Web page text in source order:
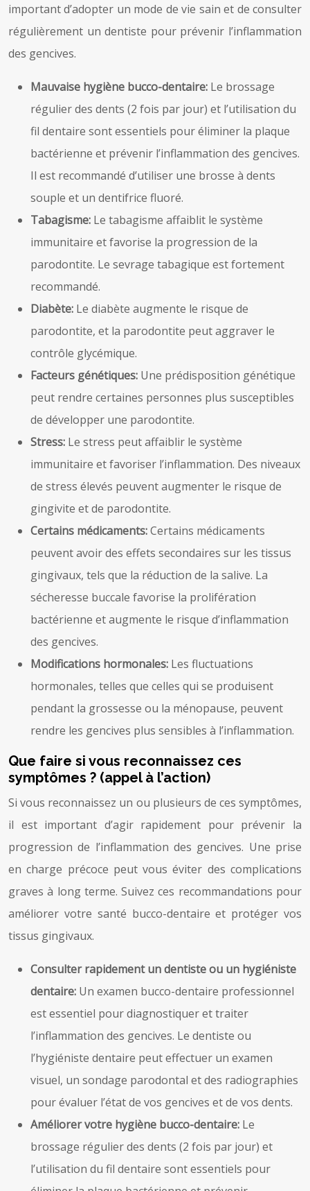
important d’adopter un mode de vie sain et de consulter
régulièrement un dentiste pour prévenir l’inflammation
des gencives.
Mauvaise hygiène bucco-dentaire: Le brossage
régulier des dents (2 fois par jour) et l’utilisation du
fil dentaire sont essentiels pour éliminer la plaque
bactérienne et prévenir l’inflammation des gencives.
Il est recommandé d’utiliser une brosse à dents
souple et un dentifrice fluoré.
Tabagisme: Le tabagisme affaiblit le système
immunitaire et favorise la progression de la
parodontite. Le sevrage tabagique est fortement
recommandé.
Diabète: Le diabète augmente le risque de
parodontite, et la parodontite peut aggraver le
contrôle glycémique.
Facteurs génétiques: Une prédisposition génétique
peut rendre certaines personnes plus susceptibles
de développer une parodontite.
Stress: Le stress peut affaiblir le système
immunitaire et favoriser l’inflammation. Des niveaux
de stress élevés peuvent augmenter le risque de
gingivite et de parodontite.
Certains médicaments:Certains médicaments
peuvent avoir des effets secondaires sur les tissus
gingivaux, tels que la réduction de la salive. La
sécheresse buccale favorise la prolifération
bactérienne et augmente le risque d’inflammation
des gencives.
Modifications hormonales: Les fluctuations
hormonales, telles que celles qui se produisent
pendant la grossesse ou la ménopause, peuvent
rendre les gencives plus sensibles à l’inflammation.
Que faire si vous reconnaissez ces
symptômes ? (appel à l’action)
Si vous reconnaissez un ou plusieurs de ces symptômes,
il est important d’agir rapidement pour prévenir la
progression de l’inflammation des gencives. Une prise
en charge précoce peut vous éviter des complications
graves à long terme. Suivez ces recommandations pour
améliorer votre santé bucco-dentaire et protéger vos
tissus gingivaux.
Consulter rapidement un dentiste ou un hygiéniste
dentaire: Un examen bucco-dentaire professionnel
est essentiel pour diagnostiquer et traiter
l’inflammation des gencives. Le dentiste ou
l’hygiéniste dentaire peut effectuer un examen
visuel, un sondage parodontal et des radiographies
pour évaluer l’état de vos gencives et de vos dents.
Améliorer votre hygiène bucco-dentaire: Le
brossage régulier des dents (2 fois par jour) et
l’utilisation du fil dentaire sont essentiels pour